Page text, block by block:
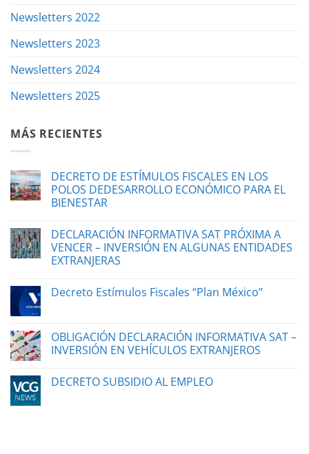
Newsletters 2022
Newsletters 2023
Newsletters 2024
Newsletters 2025
MÁS RECIENTES
DECRETO DE ESTÍMULOS FISCALES EN LOS
POLOS DEDESARROLLO ECONÓMICO PARA EL
BIENESTAR
DECLARACIÓN INFORMATIVA SAT PRÓXIMA A
VENCER – INVERSIÓN EN ALGUNAS ENTIDADES
EXTRANJERAS
Decreto Estímulos Fiscales “Plan México”
OBLIGACIÓN DECLARACIÓN INFORMATIVA SAT –
INVERSIÓN EN VEHÍCULOS EXTRANJEROS
DECRETO SUBSIDIO AL EMPLEO